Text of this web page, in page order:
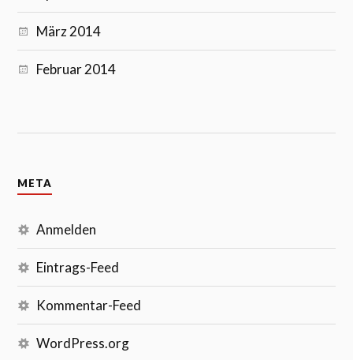
März 2014
Februar 2014
META
Anmelden
Eintrags-Feed
Kommentar-Feed
WordPress.org